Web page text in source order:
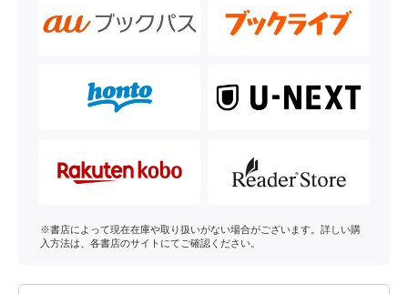
※書店によって現在在庫や取り扱いがない場合がございます。詳しい購
入方法は、各書店のサイトにてご確認ください。